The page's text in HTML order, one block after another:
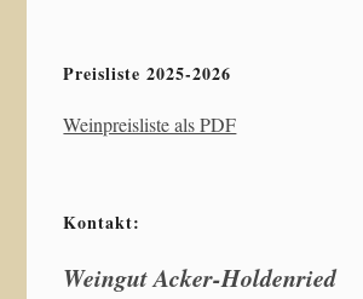
Preisliste 2025-2026
Weinpreisliste als PDF
Kontakt:
Weingut Acker-Holdenried